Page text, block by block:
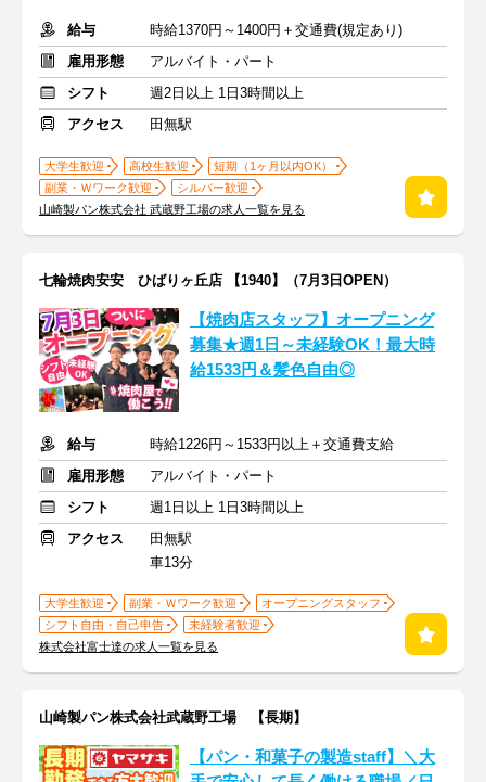
給与
時給1370円～1400円＋交通費(規定あり)
雇用形態
アルバイト・パート
シフト
週2日以上 1日3時間以上
アクセス
田無駅
大学生歓迎 高校生歓迎
短期（1ヶ月以内OK）
副業・Ｗワーク歓迎
シルバー歓迎
山崎製パン株式会社 武蔵野工場の求人一覧を見る
七輪焼肉安安 ひばりヶ丘店 【1940】（7月3日OPEN）
【焼肉店スタッフ】オープニング
募集★週1日～未経験OK！最大時
給1533円＆髪色自由◎
給与
時給1226円～1533円以上＋交通費支給
雇用形態
アルバイト・パート
シフト
週1日以上 1日3時間以上
アクセス
田無駅
車13分
大学生歓迎 副業・Ｗワーク歓迎
オープニングスタッフ
シフト自由・自己申告
未経験者歓迎
株式会社富士達の求人一覧を見る
山崎製パン株式会社武蔵野工場 【長期】
【パン・和菓子の製造staff】＼大